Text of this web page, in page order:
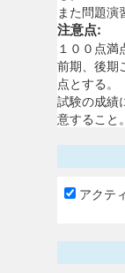
また問題演
注意点:
１００点満
前期、後期
点とする。
試験の成績
意すること。
アクテ